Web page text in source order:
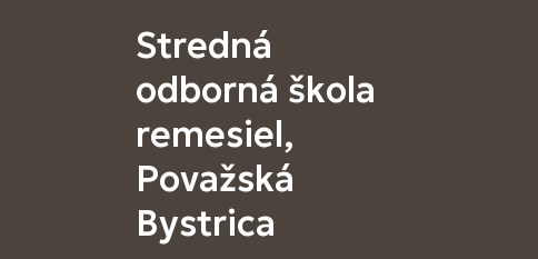
Stredná
odborná škola
remesiel,
Považská
Bystrica